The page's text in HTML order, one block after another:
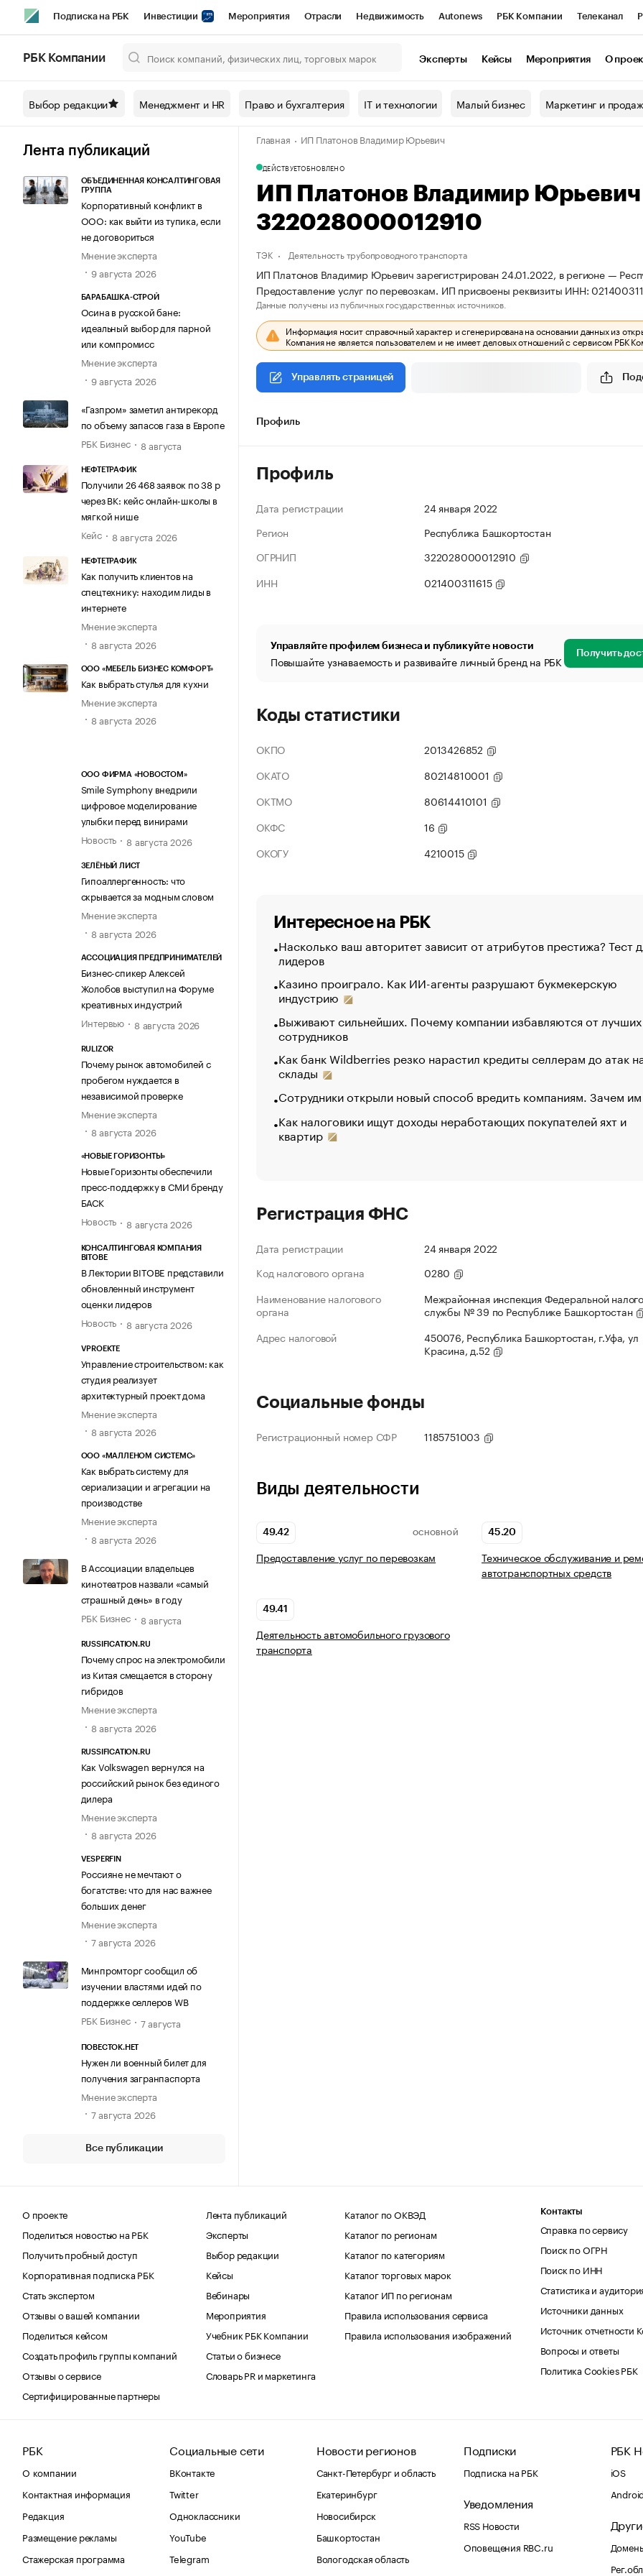
Подписка на РБК Инвестиции Мероприятия Отрасли Недвижимость Autonews РБК Компании Телеканал
Спецпроекты СПб Конференции СПб Спецпроекты Проверка контрагентов
Технологии и медиа Рынок наличной валюты
РБК Компании Эксперты Кейсы Мероприятия О
Выбор редакции Менеджмент и HR Право и бухгалтерия IT и технологии Малый бизнес Маркетинг и
Лента публикаций
ОБЪЕДИНЕННАЯ КОНСАЛТИНГОВАЯ
ГРУППА
Корпоративный конфликт в
ООО: как выйти из тупика, если
не договориться
Мнение эксперта
9 августа 2026
БАРАБАШКА-СТРОЙ
Осина в русской бане:
идеальный выбор для парной
или компромисс
Мнение эксперта
9 августа 2026
«Газпром» заметил антирекорд
по объему запасов газа в Европе
РБК Бизнес
8 августа
НЕФТЕТРАФИК
Получили 26 468 заявок по 38 р
через ВК: кейс онлайн-школы в
мягкой нише
Кейс
8 августа 2026
НЕФТЕТРАФИК
Как получить клиентов на
спецтехнику: находим лиды в
интернете
Мнение эксперта
8 августа 2026
ООО «МЕБЕЛЬ БИЗНЕС КОМФОРТ»
Как выбрать стулья для кухни
Мнение эксперта
8 августа 2026
ООО ФИРМА «НОВОСТОМ»
Smile Symphony внедрили
цифровое моделирование
улыбки перед винирами
Новость
8 августа 2026
ЗЕЛЁНЫЙ ЛИСТ
Гипоаллергенность: что
скрывается за модным словом
Мнение эксперта
8 августа 2026
АССОЦИАЦИЯ ПРЕДПРИНИМАТЕЛЕЙ
Бизнес-спикер Алексей
Жолобов выступил на Форуме
креативных индустрий
Интервью
8 августа 2026
RULIZOR
Почему рынок автомобилей с
пробегом нуждается в
независимой проверке
Мнение эксперта
8 августа 2026
«НОВЫЕ ГОРИЗОНТЫ»
Новые Горизонты обеспечили
пресс-поддержку в СМИ бренду
БАСК
Новость
8 августа 2026
КОНСАЛТИНГОВАЯ КОМПАНИЯ
BITOBE
В Лектории BITOBE представили
обновленный инструмент
оценки лидеров
Новость
8 августа 2026
VPROEKTE
Управление строительством: как
студия реализует
архитектурный проект дома
Мнение эксперта
8 августа 2026
ООО «МАЛЛЕНОМ СИСТЕМС»
Как выбрать систему для
сериализации и агрегации на
производстве
Мнение эксперта
8 августа 2026
В Ассоциации владельцев
кинотеатров назвали «самый
страшный день» в году
РБК Бизнес
8 августа
RUSSIFICATION.RU
Почему спрос на электромобили
из Китая смещается в сторону
гибридов
Мнение эксперта
8 августа 2026
RUSSIFICATION.RU
Как Volkswagen вернулся на
российский рынок без единого
дилера
Мнение эксперта
8 августа 2026
VESPERFIN
Россияне не мечтают о
богатстве: что для нас важнее
больших денег
Мнение эксперта
7 августа 2026
Минпромторг сообщил об
изучении властями идей по
поддержке селлеров WB
РБК Бизнес
7 августа
ПОВЕСТОК.НЕТ
Нужен ли военный билет для
получения загранпаспорта
Мнение эксперта
7 августа 2026
Все публикации
Главная ИП Платонов Владимир Юрьевич
ДЕЙСТВУЕТОБНОВЛЕНО
ИП Платонов Владимир
322028000012910
ТЭК Деятельность трубопроводного транспорта
ИП Платонов Владимир Юрьевич зарегистрирован 24.01.2022, в регионе —
Предоставление услуг по перевозкам. ИП присвоены реквизиты ИНН:
Данные получены из публичных государственных источников.
Информация носит справочный характер и сгенерирована на основании данных из
Компания не является пользователем и не имеет деловых отношений с сервисом РБК
Управлять страницей
Профиль
Профиль
Дата регистрации
24 января 2022
Регион
Республика Башкортостан
ОГРНИП
322028000012910
ИНН
021400311615
Управляйте профилем бизнеса и публикуйте новости
Повышайте узнаваемость и развивайте личный бренд на РБК Получить
Коды статистики
ОКПО
2013426852
ОКАТО
80214810001
ОКТМО
80614410101
ОКФС
16
ОКОГУ
4210015
Интересное на РБК
Насколько ваш авторитет зависит от атрибутов престижа? Тест
лидеров
Казино проиграло. Как ИИ-агенты разрушают букмекерскую
индустрию
Выживают сильнейших. Почему компании избавляются от лучших
сотрудников
Как банк Wildberries резко нарастил кредиты селлерам до атак
склады
Сотрудники открыли новый способ вредить компаниям. Зачем
Как налоговики ищут доходы неработающих покупателей яхт и
квартир
Регистрация ФНС
Дата регистрации
24 января 2022
Код налогового органа
0280
Наименование налогового
органа
Межрайонная инспекция Федеральной
службы № 39 по Республике Башкортостан
Адрес налоговой
450076, Республика Башкортостан, г.Уфа, ул
Красина, д.52
Социальные фонды
Регистрационный номер СФР 1185751003
Виды деятельности
49.42 ОСНОВНОЙ
Предоставление услуг по перевозкам
45.20
Техническое обслуживание и
автотранспортных средств
49.41
Деятельность автомобильного грузового
транспорта
О проекте
Поделиться новостью на РБК
Получить пробный доступ
Корпоративная подписка РБК
Стать экспертом
Отзывы о вашей компании
Поделиться кейсом
Создать профиль группы компаний
Отзывы о сервисе
Сертифицированные партнеры
Лента публикаций
Эксперты
Выбор редакции
Кейсы
Вебинары
Мероприятия
Учебник РБК Компании
Статьи о бизнесе
Словарь PR и маркетинга
Каталог по ОКВЭД
Каталог по регионам
Каталог по категориям
Каталог торговых марок
Каталог ИП по регионам
Правила использования сервиса
Правила использования изображений
Контакты
Справка по сервису
Поиск по ОГРН
Поиск по ИНН
Статистика и
Источники данных
Источник отчетности
Вопросы и ответы
Политика Cookies РБК
РБК
О компании
Контактная информация
Редакция
Размещение рекламы
Стажерская программа
Социальные сети
ВКонтакте
Twitter
Одноклассники
YouTube
Telegram
Новости регионов
Санкт-Петербург и область
Екатеринбург
Новосибирск
Башкортостан
Вологодская область
Подписки
Подписка на РБК
Уведомления
RSS Новости
Оповещения RBC.ru
РБК
iOS